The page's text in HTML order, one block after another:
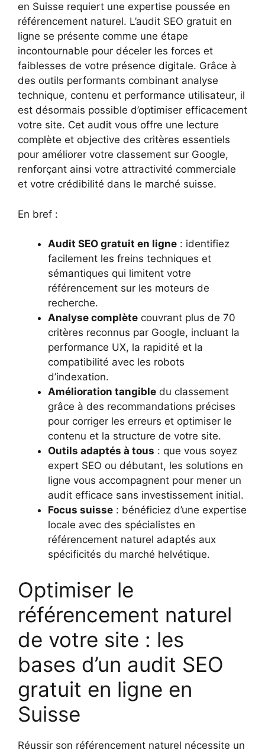
en Suisse requiert une expertise poussée en
référencement naturel. L’audit SEO gratuit en
ligne se présente comme une étape
incontournable pour déceler les forces et
faiblesses de votre présence digitale. Grâce à
des outils performants combinant analyse
technique, contenu et performance utilisateur, il
est désormais possible d’optimiser efficacement
votre site. Cet audit vous offre une lecture
complète et objective des critères essentiels
pour améliorer votre classement sur Google,
renforçant ainsi votre attractivité commerciale
et votre crédibilité dans le marché suisse.
En bref :
Audit SEO gratuit en ligne : identifiez
facilement les freins techniques et
sémantiques qui limitent votre
référencement sur les moteurs de
recherche.
Analyse complète couvrant plus de 70
critères reconnus par Google, incluant la
performance UX, la rapidité et la
compatibilité avec les robots
d’indexation.
Amélioration tangible du classement
grâce à des recommandations précises
pour corriger les erreurs et optimiser le
contenu et la structure de votre site.
Outils adaptés à tous : que vous soyez
expert SEO ou débutant, les solutions en
ligne vous accompagnent pour mener un
audit efficace sans investissement initial.
Focus suisse : bénéficiez d’une expertise
locale avec des spécialistes en
référencement naturel adaptés aux
spécificités du marché helvétique.
Optimiser le
référencement naturel
de votre site : les
bases d’un audit SEO
gratuit en ligne en
Suisse
Réussir son référencement naturel nécessite un